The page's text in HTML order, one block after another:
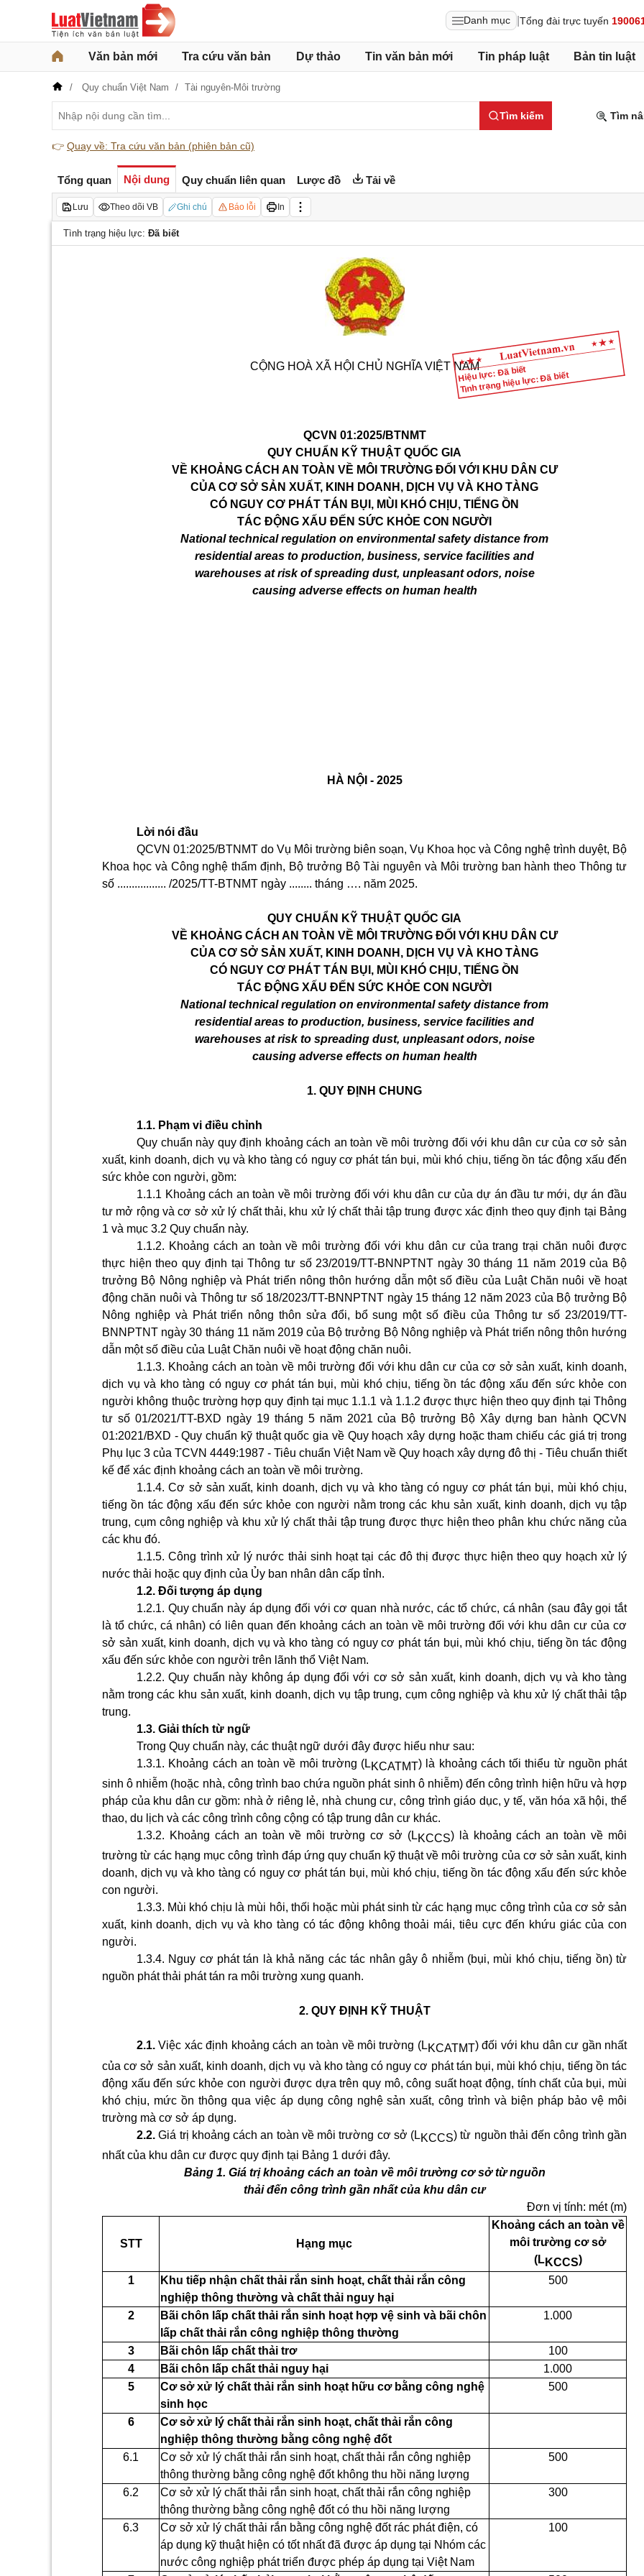
Danh mục Tổng đài trực tuyến
Văn bản mới Tra cứu văn bản Dự thảo Tin văn bản mới Tin pháp luật Bản tin luật
Quy chuẩn Việt Nam Tài nguyên-Môi trường
Tìm kiếm Tìm
👉 Quay về: Tra cứu văn bản (phiên bản cũ)
Tổng quan Nội dung Quy chuẩn liên quan Lược đồ Tải về
Lưu Theo dõi VB Ghi chú Báo lỗi In
Tình trạng hiệu lực: Đã biết
Hiệu lực: Đã biết
Tình trạng hiệu lực: Đã biết
CỘNG HOÀ XÃ HỘI CHỦ NGHĨA VIỆT NAM
QCVN 01:2025/BTNMT
QUY CHUẨN KỸ THUẬT QUỐC GIA
VỀ KHOẢNG CÁCH AN TOÀN VỀ MÔI TRƯỜNG ĐỐI VỚI KHU DÂN CƯ
CỦA CƠ SỞ SẢN XUẤT, KINH DOANH, DỊCH VỤ VÀ KHO TÀNG
CÓ NGUY CƠ PHÁT TÁN BỤI, MÙI KHÓ CHỊU, TIẾNG ỒN
TÁC ĐỘNG XẤU ĐẾN SỨC KHỎE CON NGƯỜI
National technical regulation on environmental safety distance from
residential areas to production, business, service facilities and
warehouses at risk of spreading dust, unpleasant odors, noise
causing adverse effects on human health
HÀ NỘI - 2025
Lời nói đầu
QCVN 01:2025/BTNMT do Vụ Môi trường biên soạn, Vụ Khoa học và Công nghệ trình duyệt, Bộ
Khoa học và Công nghệ thẩm định, Bộ trưởng Bộ Tài nguyên và Môi trường ban hành theo Thông tư
số ................. /2025/TT-BTNMT ngày ........ tháng …. năm 2025.
QUY CHUẨN KỸ THUẬT QUỐC GIA
VỀ KHOẢNG CÁCH AN TOÀN VỀ MÔI TRƯỜNG ĐỐI VỚI KHU DÂN CƯ
CỦA CƠ SỞ SẢN XUẤT, KINH DOANH, DỊCH VỤ VÀ KHO TÀNG
CÓ NGUY CƠ PHÁT TÁN BỤI, MÙI KHÓ CHỊU, TIẾNG ỒN
TÁC ĐỘNG XẤU ĐẾN SỨC KHỎE CON NGƯỜI
National technical regulation on environmental safety distance from
residential areas to production, business, service facilities and
warehouses at risk to spreading dust, unpleasant odors, noise
causing adverse effects on human health
1. QUY ĐỊNH CHUNG
1.1. Phạm vi điều chỉnh
Quy chuẩn này quy định khoảng cách an toàn về môi trường đối với khu dân cư của cơ sở sản
xuất, kinh doanh, dịch vụ và kho tàng có nguy cơ phát tán bụi, mùi khó chịu, tiếng ồn tác động xấu đến
sức khỏe con người, gồm:
1.1.1 Khoảng cách an toàn về môi trường đối với khu dân cư của dự án đầu tư mới, dự án đầu
tư mở rộng và cơ sở xử lý chất thải, khu xử lý chất thải tập trung được xác định theo quy định tại Bảng
1 và mục 3.2 Quy chuẩn này.
1.1.2. Khoảng cách an toàn về môi trường đối với khu dân cư của trang trại chăn nuôi được
thực hiện theo quy định tại Thông tư số 23/2019/TT-BNNPTNT ngày 30 tháng 11 năm 2019 của Bộ
trưởng Bộ Nông nghiệp và Phát triển nông thôn hướng dẫn một số điều của Luật Chăn nuôi về hoạt
động chăn nuôi và Thông tư số 18/2023/TT-BNNPTNT ngày 15 tháng 12 năm 2023 của Bộ trưởng Bộ
Nông nghiệp và Phát triển nông thôn sửa đổi, bổ sung một số điều của Thông tư số 23/2019/TT-
BNNPTNT ngày 30 tháng 11 năm 2019 của Bộ trưởng Bộ Nông nghiệp và Phát triển nông thôn hướng
dẫn một số điều của Luật Chăn nuôi về hoạt động chăn nuôi.
1.1.3. Khoảng cách an toàn về môi trường đối với khu dân cư của cơ sở sản xuất, kinh doanh,
dịch vụ và kho tàng có nguy cơ phát tán bụi, mùi khó chịu, tiếng ồn tác động xấu đến sức khỏe con
người không thuộc trường hợp quy định tại mục 1.1.1 và 1.1.2 được thực hiện theo quy định tại Thông
tư số 01/2021/TT-BXD ngày 19 tháng 5 năm 2021 của Bộ trưởng Bộ Xây dựng ban hành QCVN
01:2021/BXD - Quy chuẩn kỹ thuật quốc gia về Quy hoạch xây dựng hoặc tham chiếu các giá trị trong
Phụ lục 3 của TCVN 4449:1987 - Tiêu chuẩn Việt Nam về Quy hoạch xây dựng đô thị - Tiêu chuẩn thiết
kế để xác định khoảng cách an toàn về môi trường.
1.1.4.Cơ sở sản xuất, kinh doanh, dịch vụ và kho tàng có nguy cơ phát tán bụi, mùi khó chịu,
tiếng ồn tác động xấu đến sức khỏe con người nằm trong các khu sản xuất, kinh doanh, dịch vụ tập
trung, cụm công nghiệp và khu xử lý chất thải tập trung được thực hiện theo phân khu chức năng của
các khu đó.
1.1.5. Công trình xử lý nước thải sinh hoạt tại các đô thị được thực hiện theo quy hoạch xử lý
nước thải hoặc quy định của Ủy ban nhân dân cấp tỉnh.
1.2. Đối tượng áp dụng
1.2.1. Quy chuẩn này áp dụng đối với cơ quan nhà nước, các tổ chức, cá nhân (sau đây gọi tắt
là tổ chức, cá nhân) có liên quan đến khoảng cách an toàn về môi trường đối với khu dân cư của cơ
sở sản xuất, kinh doanh, dịch vụ và kho tàng có nguy cơ phát tán bụi, mùi khó chịu, tiếng ồn tác động
xấu đến sức khỏe con người trên lãnh thổ Việt Nam.
1.2.2.Quy chuẩn này không áp dụng đối với cơ sở sản xuất, kinh doanh, dịch vụ và kho tàng
nằm trong các khu sản xuất, kinh doanh, dịch vụ tập trung, cụm công nghiệp và khu xử lý chất thải tập
trung.
1.3. Giải thích từ ngữ
Trong Quy chuẩn này, các thuật ngữ dưới đây được hiểu như sau:
1.3.1. Khoảng cách an toàn về môi trường (LKCATMT) là khoảng cách tối thiểu từ nguồn phát
sinh ô nhiễm (hoặc nhà, công trình bao chứa nguồn phát sinh ô nhiễm) đến công trình hiện hữu và hợp
pháp của khu dân cư gồm: nhà ở riêng lẻ, nhà chung cư, công trình giáo dục, y tế, văn hóa xã hội, thể
thao, du lịch và các công trình công cộng có tập trung dân cư khác.
1.3.2. Khoảng cách an toàn về môi trường cơ sở (LKCCS)là khoảng cách an toàn về môi
trường từ các hạng mục công trình đáp ứng quy chuẩn kỹ thuật về môi trường của cơ sở sản xuất, kinh
doanh, dịch vụ và kho tàng có nguy cơ phát tán bụi, mùi khó chịu, tiếng ồn tác động xấu đến sức khỏe
con người.
1.3.3. Mùi khó chịu là mùi hôi, thối hoặc mùi phát sinh từ các hạng mục công trình của cơ sở sản
xuất, kinh doanh, dịch vụ và kho tàng có tác động không thoải mái, tiêu cực đến khứu giác của con
người.
1.3.4. Nguy cơ phát tán là khả năng các tác nhân gây ô nhiễm (bụi, mùi khó chịu, tiếng ồn) từ
nguồn phát thải phát tán ra môi trường xung quanh.
2. QUY ĐỊNH KỸ THUẬT
2.1. Việc xác định khoảng cách an toàn về môi trường (LKCATMT)đối với khu dân cư gần nhất
của cơ sở sản xuất, kinh doanh, dịch vụ và kho tàng có nguy cơ phát tán bụi, mùi khó chịu, tiếng ồn tác
động xấu đến sức khỏe con người được dựa trên quy mô, công suất hoạt động, tính chất của bụi, mùi
khó chịu, mức ồn thông qua việc áp dụng công nghệ sản xuất, công trình và biện pháp bảo vệ môi
trường mà cơ sở áp dụng.
2.2. Giá trị khoảng cách an toàn về môi trường cơ sở (LKCCS) từ nguồn thải đến công trình gần
nhất của khu dân cư được quy định tại Bảng 1 dưới đây.
Bảng 1. Giá trị khoảng cách an toàn về môi trường cơ sở từ nguồn
thải đến công trình gần nhất của khu dân cư
Đơn vị tính: mét (m)
STT Hạng mục
Khoảng cách an toàn về
môi trường cơ sở
(LKCCS)
1
Khu tiếp nhận chất thải rắn sinh hoạt, chất thải rắn công
nghiệp thông thường và chất thải nguy hại
500
2
Bãi chôn lấp chất thải rắn sinh hoạt hợp vệ sinh và bãi chôn
lấp chất thải rắn công nghiệp thông thường
1.000
3 Bãi chôn lấp chất thải trơ
100
4
Bãi chôn lấp chất thải nguy hại
1.000
5
Cơ sở xử lý chất thải rắn sinh hoạt hữu cơ bằng công nghệ
sinh học
500
6
Cơ sở xử lý chất thải rắn sinh hoạt, chất thải rắn công
nghiệp thông thường bằng công nghệ đốt
6.1
Cơ sở xử lý chất thải rắn sinh hoạt, chất thải rắn công nghiệp
thông thường bằng công nghệ đốt không thu hồi năng lượng
500
6.2
Cơ sở xử lý chất thải rắn sinh hoạt, chất thải rắn công nghiệp
thông thường bằng công nghệ đốt có thu hồi năng lượng
300
6.3
Cơ sở xử lý chất thải rắn bằng công nghệ đốt rác phát điện, có
áp dụng kỹ thuật hiện có tốt nhất đã được áp dụng tại Nhóm các
nước công nghiệp phát triển được phép áp dụng tại Việt Nam
100